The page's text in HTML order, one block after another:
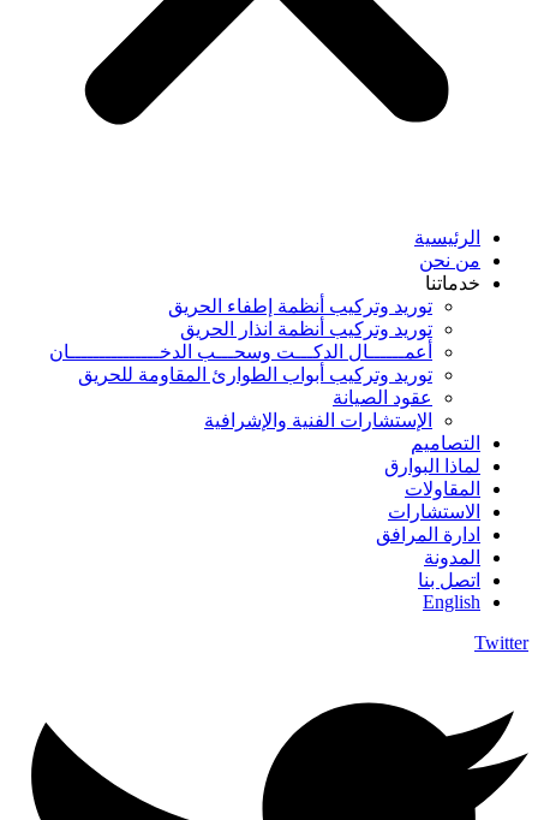
الرئيسية
من نحن
خدماتنا
توريد وتركيب أنظمة إطفاء الحريق
توريد وتركيب أنظمة انذار الحريق
أعمــــــال الدكـــت وسحـــب الدخـــــــــــــــان
توريد وتركيب أبواب الطوارئ المقاومة للحريق
عقود الصيانة
الإستشارات الفنية والإشرافية
التصاميم
لماذا البوارق
المقاولات
الاستشارات
ادارة المرافق
المدونة
اتصل بنا
English
Twitter